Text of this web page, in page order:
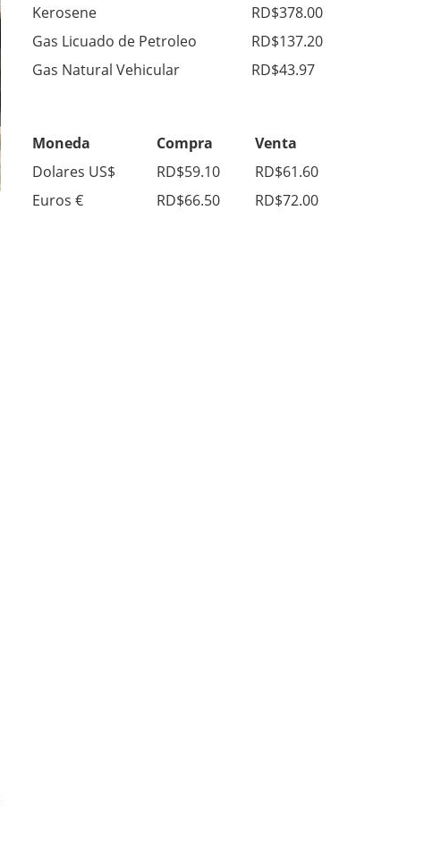
Kerosene
RD$378.00
Gas Licuado de Petroleo
RD$137.20
Gas Natural Vehicular
RD$43.97
Moneda Compra
Venta
Dolares US$
RD$59.10
RD$61.60
Euros €
RD$66.50 RD$72.00